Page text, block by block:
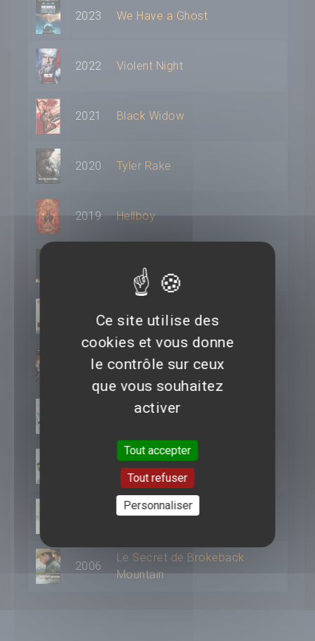
2023 We Have a Ghost
2022 Violent Night
2021 Black Widow
2020 Tyler Rake
2019 Hellboy
Sleepless
2015 Strictly Criminal
2012 End of Watch
W.E.
The Green Hornet
Les Noces rebelles
2006
Le Secret de Brokeback
Mountain
Ce site utilise des
cookies et vous donne
le contrôle sur ceux
que vous souhaitez
activer
Tout accepter
Tout refuser
Personnaliser